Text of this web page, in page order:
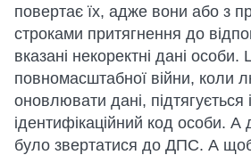
повертає їх, адже вони або з
строками притягнення до
вказані некоректні дані
повномасштабної війни, коли
оновлювати дані,
ідентифікаційний код особи. А
було звертатися до ДПС. А